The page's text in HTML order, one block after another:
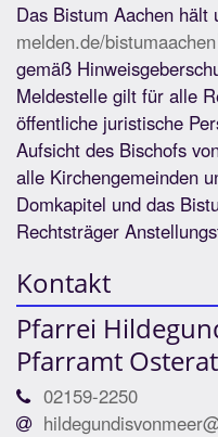
Das Bistum Aachen hält
melden.de/bistumaachen
gemäß
Meldestelle gilt für alle
öffentliche juristische
Aufsicht des Bischofs
alle Kirchengemeinden
Domkapitel und das
Rechtsträger
Kontakt
Pfarrei
Pfarramt
02159-2250